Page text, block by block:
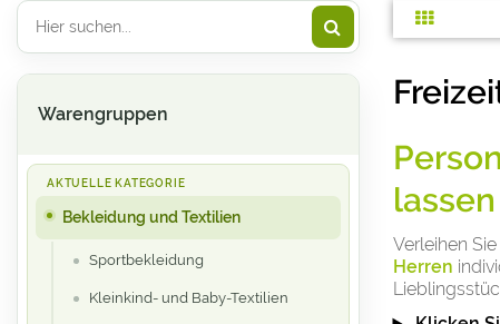
Warengruppen
Bekleidung und Textilien
Sportbekleidung
Kleinkind- und Baby-Textilien
lassen
Verleihen
Herren